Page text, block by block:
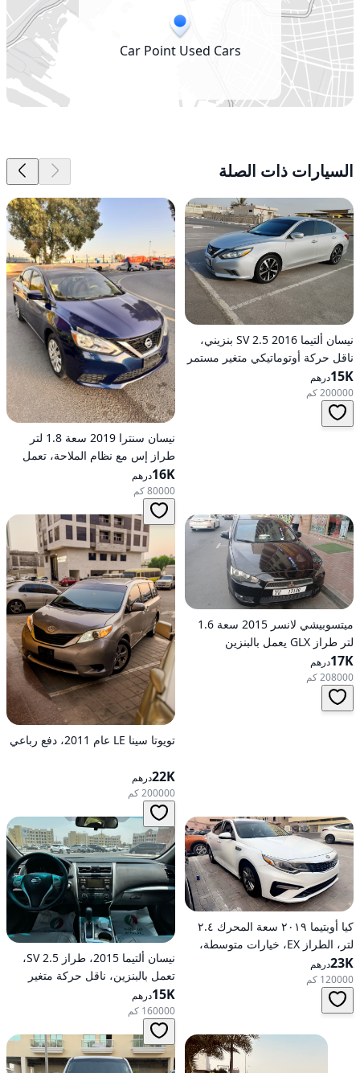
Car Point Used Cars
السيارات ذات الصلة
نيسان ألتيما 2016 2.5 SV بنزيني،
ناقل حركة أوتوماتيكي متغير مستمر
(CVT)، دفع أمامي15Kدرهم
200000 كم
نيسان سنترا 2019 سعة 1.8 لتر
طراز إس مع نظام الملاحة، تعمل
بالبنزين، ناقل حركة أوتوماتيكي، دفع
أمامي
16Kدرهم
80000 كم
ميتسوبيشي لانسر 2015 سعة 1.6
لتر طراز GLX يعمل بالبنزين
وأوتوماتيكي بدفع أمامي
17Kدرهم
208000 كم
تويوتا سينا LE عام 2011، دفع رباعي
22Kدرهم
200000 كم
كيا أوبتيما ٢٠١٩ سعة المحرك ٢.٤
لتر، الطراز EX، خيارات متوسطة،
تعمل بالبنزين، أوتوماتيكية، دفع
أمامي
23Kدرهم
120000 كم
نيسان ألتيما 2015، طراز 2.5 SV،
تعمل بالبنزين، ناقل حركة متغير
مستمر (CVT)، دفع أمامي
15Kدرهم
160000 كم